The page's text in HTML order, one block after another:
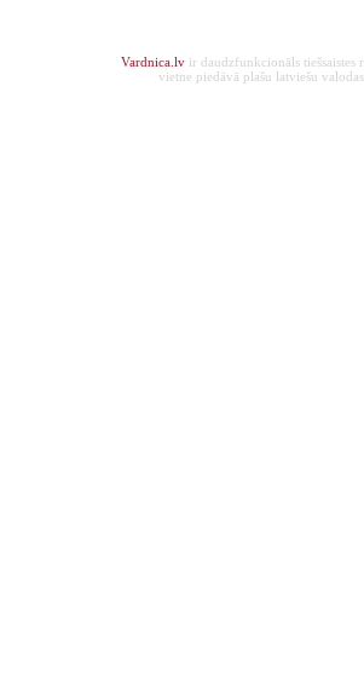
Vardnica.lvir daudzfunkcionāls tiešsaistes
vietne piedāvā plašu latviešu